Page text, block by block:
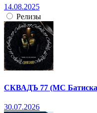
14.08.2025
Релизы
СКВАДЪ 77 (МС
30.07.2026